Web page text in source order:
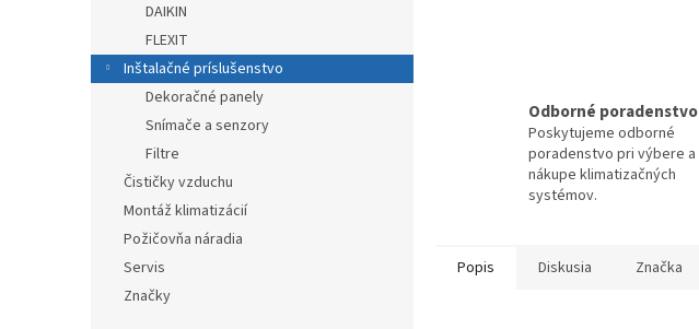
DAIKIN
FLEXIT
Inštalačné príslušenstvo
Dekoračné panely
Snímače a senzory
Filtre
Čističky vzduchu
Montáž klimatizácií
Požičovňa náradia
Servis
Značky
Odborné poradenstvo
Poskytujeme odborné
poradenstvo pri výbere a
nákupe klimatizačných
systémov.
Popis Diskusia Značka